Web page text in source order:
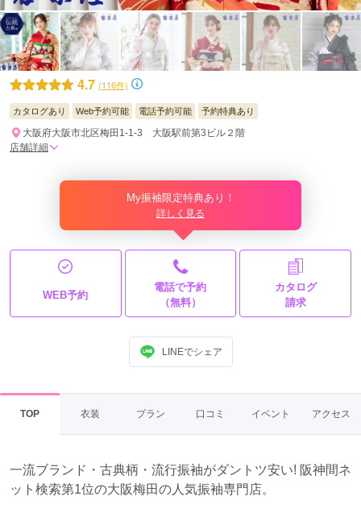
4.7 (116件)
カタログあり Web予約可能 電話予約可能 予約特典あり
大阪府大阪市北区梅田1-1-3 大阪駅前第3ビル２階
店舗詳細
My振袖限定特典あり！
詳しく見る
WEB予約
電話で予約
（無料）
カタログ
請求
LINEでシェア
TOP 衣装 プラン 口コミ イベント アクセス
一流ブランド・古典柄・流行振袖がダントツ安い! 阪神間ネ
ット検索第1位の大阪梅田の人気振袖専門店。